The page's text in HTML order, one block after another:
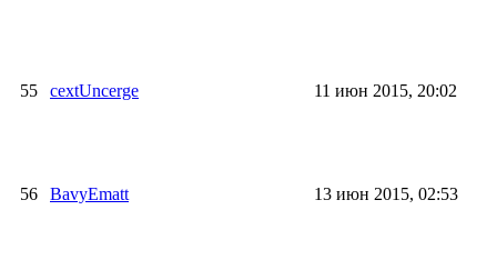
55 cextUncerge 11 июн 2015, 20:02
56 BavyEmatt 13 июн 2015, 02:53